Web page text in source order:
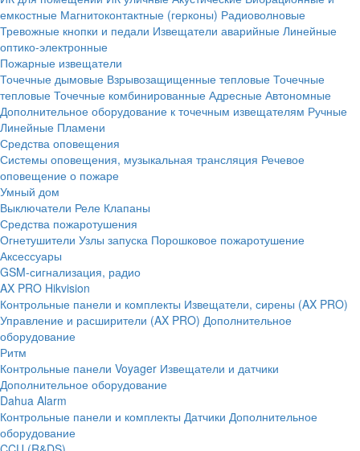
емкостные Магнитоконтактные (герконы) Радиоволновые
Тревожные кнопки и педали Извещатели аварийные Линейные
оптико-электронные
Пожарные извещатели
Точечные дымовые Взрывозащищенные тепловые Точечные
тепловые Точечные комбинированные Адресные Автономные
Дополнительное оборудование к точечным извещателям Ручные
Линейные Пламени
Средства оповещения
Системы оповещения, музыкальная трансляция Речевое
оповещение о пожаре
Умный дом
Выключатели Реле Клапаны
Средства пожаротушения
Огнетушители Узлы запуска Порошковое пожаротушение
Аксессуары
GSM-сигнализация, радио
AX PRO Hikvision
Контрольные панели и комплекты Извещатели, сирены (AX PRO)
Управление и расширители (AX PRO) Дополнительное
оборудование
Ритм
Контрольные панели Voyager Извещатели и датчики
Дополнительное оборудование
Dahua Alarm
Контрольные панели и комплекты Датчики Дополнительное
оборудование